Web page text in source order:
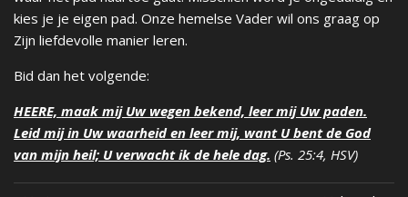
kies je je eigen pad. Onze hemelse Vader wil ons graag op
Zijn liefdevolle manier leren.
Bid dan het volgende:
HEERE, maak mij Uw wegen bekend, leer mij Uw paden.
Leid mij in Uw waarheid en leer mij, want U bent de God
van mijn heil; U verwacht ik de hele dag. (Ps. 25:4, HSV)